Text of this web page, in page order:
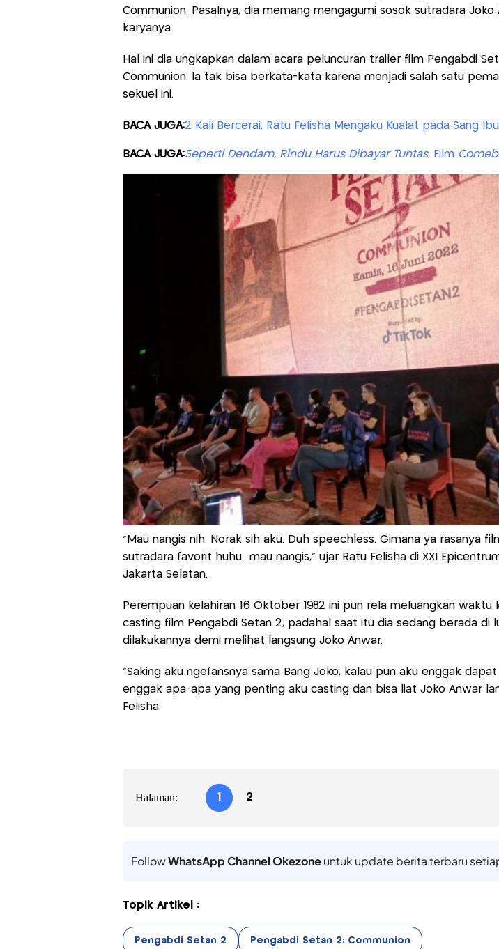
Communion. Pasalnya, dia memang mengagumi sosok sutradara Joko
karyanya.
Hal ini dia ungkapkan dalam acara peluncuran trailer film Pengabdi
Communion. Ia tak bisa berkata-kata karena menjadi salah satu
sekuel ini.
BACA JUGA:2 Kali Bercerai, Ratu Felisha Mengaku Kualat pada Sang Ibu
BACA JUGA:Seperti Dendam, Rindu Harus Dibayar Tuntas, Film
"Mau nangis nih. Norak sih aku. Duh speechless. Gimana ya rasanya
sutradara favorit huhu.. mau nangis," ujar Ratu Felisha di XXI
Jakarta Selatan.
Perempuan kelahiran 16 Oktober 1982 ini pun rela meluangkan waktu
casting film Pengabdi Setan 2, padahal saat itu dia sedang berada di
dilakukannya demi melihat langsung Joko Anwar.
"Saking aku ngefansnya sama Bang Joko, kalau pun aku enggak
enggak apa-apa yang penting aku casting dan bisa liat Joko Anwar
Felisha.
Halaman: 1 2
FollowWhatsApp Channel Okezoneuntuk update berita terbaru
Topik Artikel :
Pengabdi Setan 2 Pengabdi Setan 2: Communion